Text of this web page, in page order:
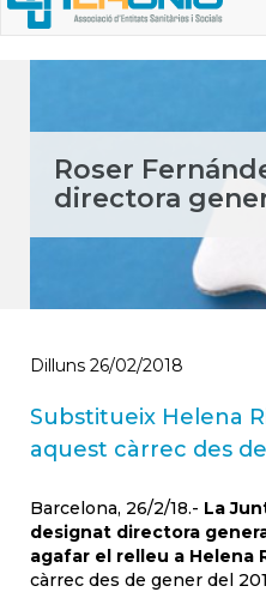
Roser
directora
Dilluns 26/02/2018
Substitueix Helena
aquest càrrec des
Barcelona, 26/2/18.- La
designat directora
agafar el relleu a Helena
càrrec des de gener del